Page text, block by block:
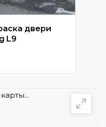
двери
L9